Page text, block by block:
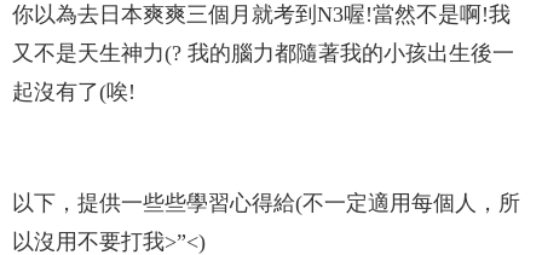
你以為去日本爽爽三個月就考到N3喔!當然不是啊!我
又不是天生神力(? 我的腦力都隨著我的小孩出生後一
起沒有了(唉!
以下，提供一些些學習心得給(不一定適用每個人，所
以沒用不要打我>”<)